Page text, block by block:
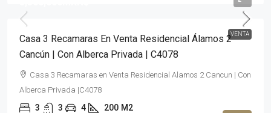
VENTA
Casa 3 Recamaras En Venta Residencial Álamos 2
Cancún | Con Alberca Privada | C4078
Casa 3 Recamaras en Venta Residencial Alamos 2 Cancun | Con
Alberca Privada |C4078
3 3 4 200 M2